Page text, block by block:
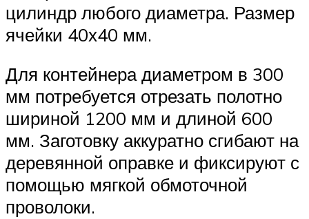
цилиндр любого диаметра. Размер
ячейки 40х40 мм.
Для контейнера диаметром в 300
мм потребуется отрезать полотно
шириной 1200 мм и длиной 600
мм. Заготовку аккуратно сгибают на
деревянной оправке и фиксируют с
помощью мягкой обмоточной
проволоки.